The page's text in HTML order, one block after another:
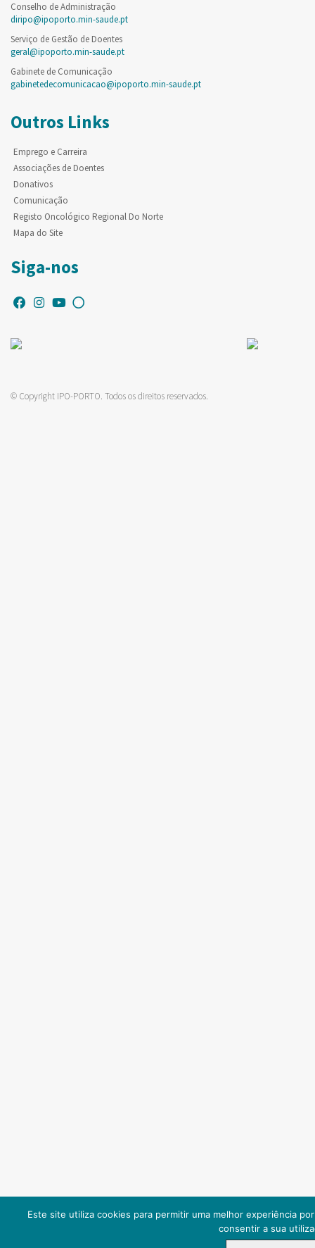
Conselho de Administração
diripo@ipoporto.min-saude.pt
Serviço de Gestão de Doentes
geral@ipoporto.min-saude.pt
Gabinete de Comunicação
gabinetedecomunicacao@ipoporto.min-saude.pt
Outros Links
Emprego e Carreira
Associações de Doentes
Donativos
Comunicação
Registo Oncológico Regional Do Norte
Mapa do Site
Siga-nos
© Copyright IPO-PORTO. Todos os direitos reservados.
Este site utiliza cookies para permitir uma melhor experiência
consentir a sua